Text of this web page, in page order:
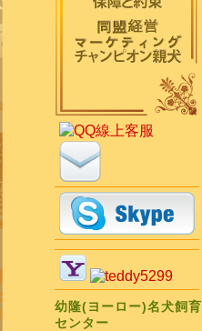
幼隆(ヨーロー)名犬飼育
センター